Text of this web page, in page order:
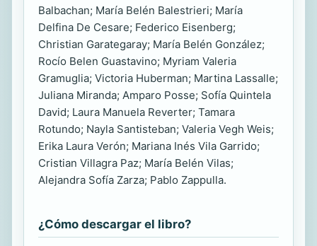
Balbachan; María Belén Balestrieri; María
Delfina De Cesare; Federico Eisenberg;
Christian Garategaray; María Belén González;
Rocío Belen Guastavino; Myriam Valeria
Gramuglia; Victoria Huberman; Martina Lassalle;
Juliana Miranda; Amparo Posse; Sofía Quintela
David; Laura Manuela Reverter; Tamara
Rotundo; Nayla Santisteban; Valeria Vegh Weis;
Erika Laura Verón; Mariana Inés Vila Garrido;
Cristian Villagra Paz; María Belén Vilas;
Alejandra Sofía Zarza; Pablo Zappulla.
¿Cómo descargar el libro?